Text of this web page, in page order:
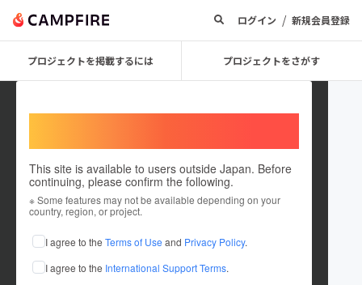
ログイン / 新規会員登録
プロジェクトを掲載するには プロジェクトをさがす
This site is available to users outside Japan. Before
continuing, please confirm the following.
※ Some features may not be available depending on your
country, region, or project.
I agree to the Terms of Use and Privacy Policy.
I agree to the International Support Terms.
gentlelemur
これまでに2件のプロジェクトを投稿しています
在住国：未設定